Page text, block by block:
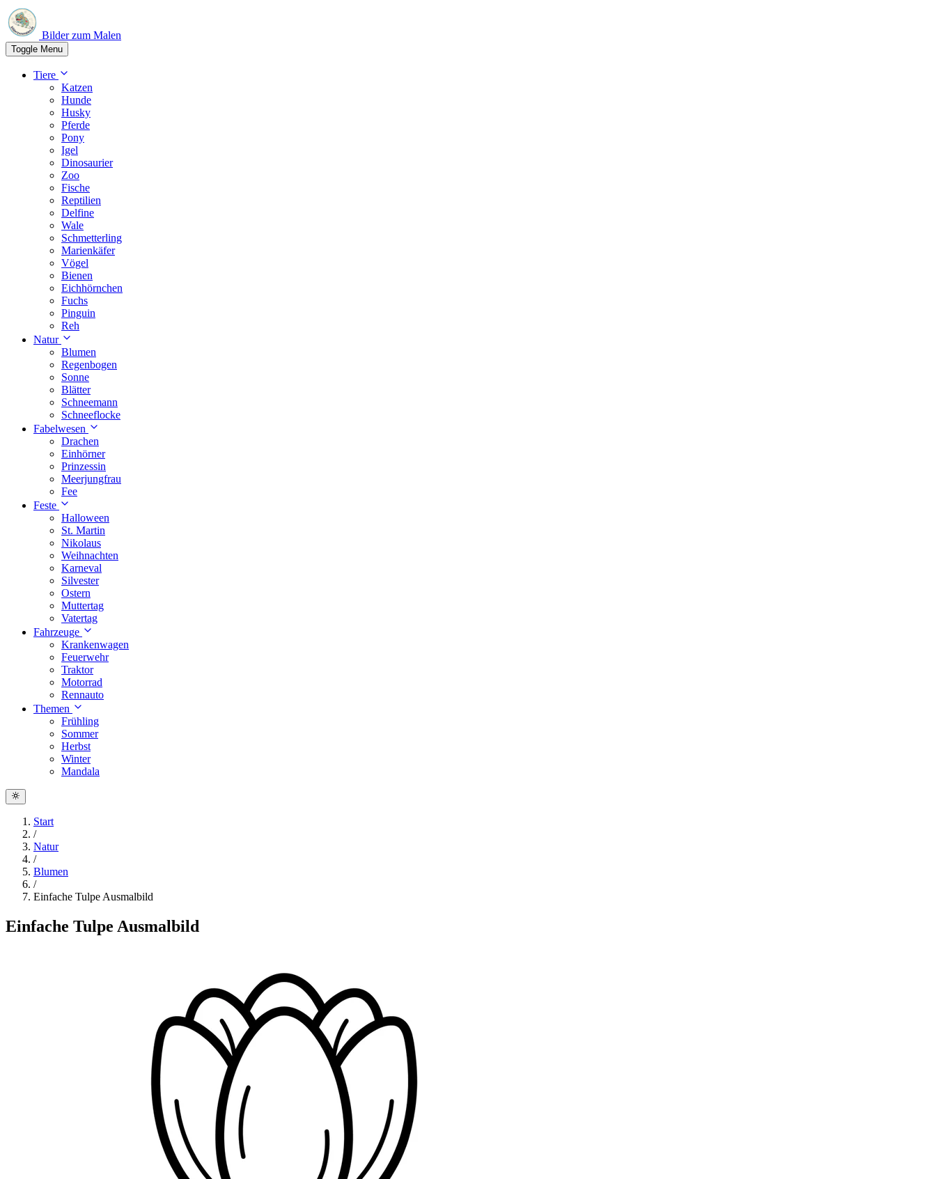
Bilder zum Malen
Toggle Menu
Tiere
Katzen
Hunde
Husky
Pferde
Pony
Igel
Dinosaurier
Zoo
Fische
Reptilien
Delfine
Wale
Schmetterling
Marienkäfer
Vögel
Bienen
Eichhörnchen
Fuchs
Pinguin
Reh
Natur
Blumen
Regenbogen
Sonne
Blätter
Schneemann
Schneeflocke
Fabelwesen
Drachen
Einhörner
Prinzessin
Meerjungfrau
Fee
Feste
Halloween
St. Martin
Nikolaus
Weihnachten
Karneval
Silvester
Ostern
Muttertag
Vatertag
Fahrzeuge
Krankenwagen
Feuerwehr
Traktor
Motorrad
Rennauto
Themen
Frühling
Sommer
Herbst
Winter
Mandala
Start
/
Natur
/
Blumen
/
Einfache Tulpe Ausmalbild
Einfache Tulpe Ausmalbild